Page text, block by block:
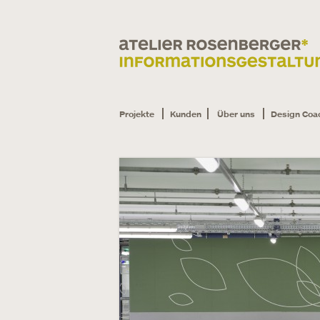
Projekte Kunden Über uns Design